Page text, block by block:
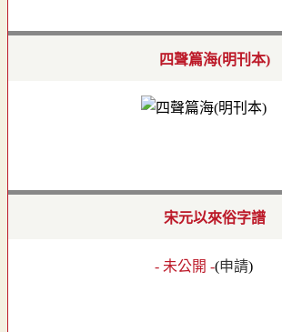
四聲篇海(明刊本)
宋元以來俗字譜
- 未公開 -(申請)